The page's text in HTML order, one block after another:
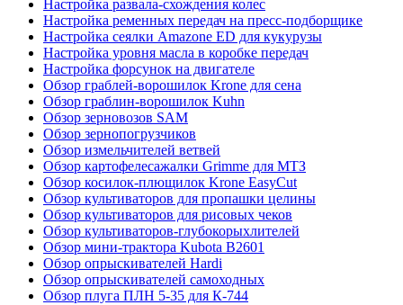
Настройка развала-схождения колес
Настройка ременных передач на пресс-подборщике
Настройка сеялки Amazone ED для кукурузы
Настройка уровня масла в коробке передач
Настройка форсунок на двигателе
Обзор граблей-ворошилок Krone для сена
Обзор граблин-ворошилок Kuhn
Обзор зерновозов SAM
Обзор зернопогрузчиков
Обзор измельчителей ветвей
Обзор картофелесажалки Grimme для МТЗ
Обзор косилок-плющилок Krone EasyCut
Обзор культиваторов для пропашки целины
Обзор культиваторов для рисовых чеков
Обзор культиваторов-глубокорыхлителей
Обзор мини-трактора Kubota B2601
Обзор опрыскивателей Hardi
Обзор опрыскивателей самоходных
Обзор плуга ПЛН 5-35 для К-744